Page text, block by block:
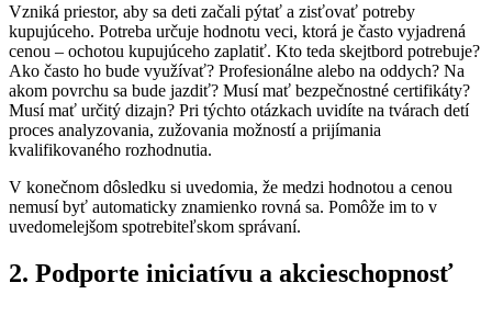
Vzniká priestor, aby sa deti začali pýtať a zisťovať potreby
kupujúceho. Potreba určuje hodnotu veci, ktorá je často vyjadrená
cenou – ochotou kupujúceho zaplatiť. Kto teda skejtbord potrebuje?
Ako často ho bude využívať? Profesionálne alebo na oddych? Na
akom povrchu sa bude jazdiť? Musí mať bezpečnostné certifikáty?
Musí mať určitý dizajn? Pri týchto otázkach uvidíte na tvárach detí
proces analyzovania, zužovania možností a prijímania
kvalifikovaného rozhodnutia.
V konečnom dôsledku si uvedomia, že medzi hodnotou a cenou
nemusí byť automaticky znamienko rovná sa. Pomôže im to v
uvedomelejšom spotrebiteľskom správaní.
2. Podporte iniciatívu a akcieschopnosť